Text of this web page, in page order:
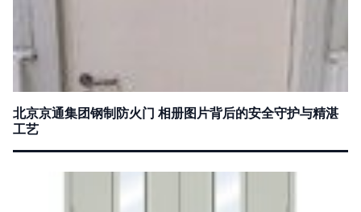
北京京通集团钢制防火门 相册图片背后的安全守护与精湛
工艺